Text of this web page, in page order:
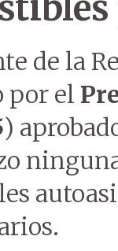
de la
por el
)